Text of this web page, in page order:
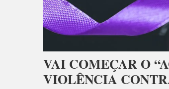
VAI COMEÇAR O
VIOLÊNCIA